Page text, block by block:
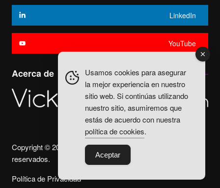
LinkedIn
YouTube
Acerca de
Copyright © 2025. Vicky Fuentes Todos los derechos
reservados.
Política de Privacidad
Usamos cookies para asegurar
la mejor experiencia en nuestro
sitio web. Si continúas utilizando
nuestro sitio, asumiremos que
estás de acuerdo con nuestra
política de cookies.
Aceptar